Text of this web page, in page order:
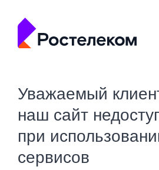
Уважаемый
наш сайт
при
сервисов